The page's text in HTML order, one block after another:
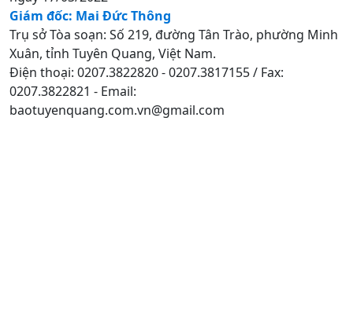
Giám đốc: Mai Đức Thông
Trụ sở Tòa soạn: Số 219, đường Tân Trào, phường Minh
Xuân, tỉnh Tuyên Quang, Việt Nam.
Điện thoại: 0207.3822820 - 0207.3817155 / Fax:
0207.3822821 - Email:
baotuyenquang.com.vn@gmail.com